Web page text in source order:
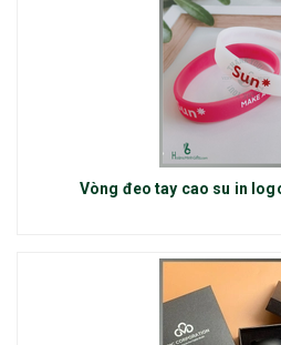
Vòng đeo tay cao su in